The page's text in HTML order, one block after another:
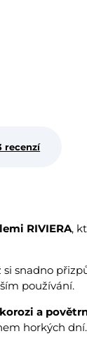
recenzí
RIVIERA,
si snadno
používání.
a
horkých dní.